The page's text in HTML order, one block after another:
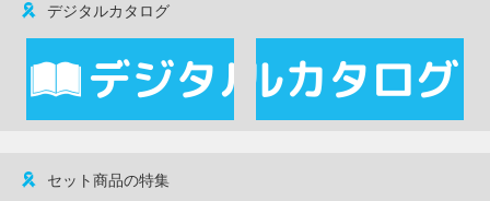
デジタルカタログ
セット商品の特集